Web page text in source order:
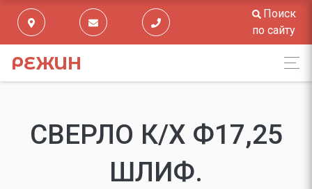
Поиск
по сайту
РЕЖИН
СВЕРЛО К/Х Ф17,25
ШЛИФ.